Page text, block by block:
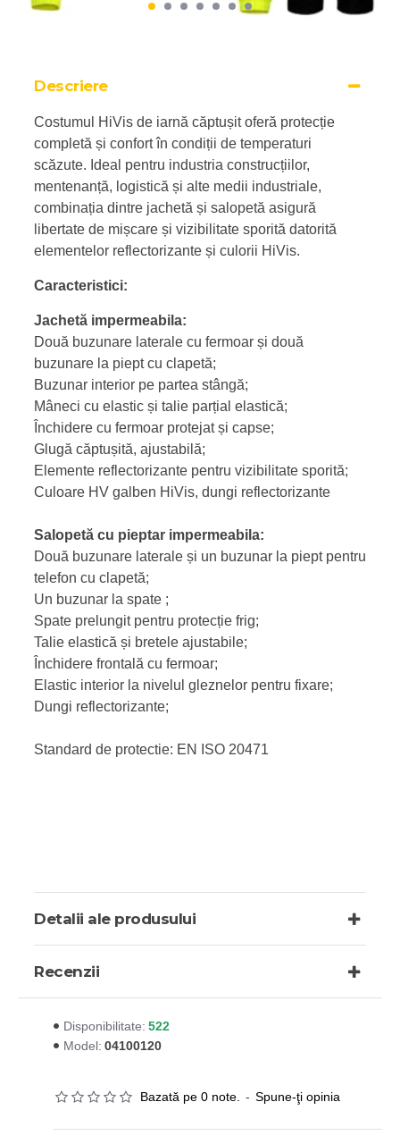
Descriere
Costumul HiVis de iarnă căptușit oferă protecție
completă și confort în condiții de temperaturi
scăzute. Ideal pentru industria construcțiilor,
mentenanță, logistică și alte medii industriale,
combinația dintre jachetă și salopetă asigură
libertate de mișcare și vizibilitate sporită datorită
elementelor reflectorizante și culorii HiVis.
Caracteristici:
Jachetă impermeabila:
Două buzunare laterale cu fermoar și două
buzunare la piept cu clapetă;
Buzunar interior pe partea stângă;
Mâneci cu elastic și talie parțial elastică;
Închidere cu fermoar protejat și capse;
Glugă căptușită, ajustabilă;
Elemente reflectorizante pentru vizibilitate sporită;
Culoare HV galben HiVis, dungi reflectorizante
Salopetă cu pieptar impermeabila:
Două buzunare laterale și un buzunar la piept pentru
telefon cu clapetă;
Un buzunar la spate ;
Spate prelungit pentru protecție frig;
Talie elastică și bretele ajustabile;
Închidere frontală cu fermoar;
Elastic interior la nivelul gleznelor pentru fixare;
Dungi reflectorizante;
Standard de protectie: EN ISO 20471
Detalii ale produsului
Recenzii
Disponibilitate: 522
Model: 04100120
Bazată pe 0 note. - Spune-ţi opinia